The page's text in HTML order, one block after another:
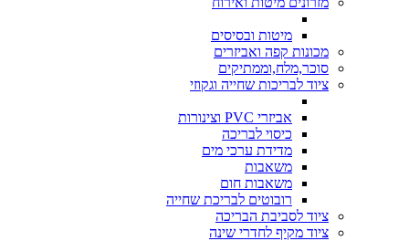
מיטות ובסיסים
מכונות קפה ואביזרים
סוכר,מלח,וממתיקים
ציוד לבריכות שחייה וגקוזי
אביזרי PVC וצינורות
כיסוי לבריכה
מדידת ערכי מים
משאבות
משאבות חום
רובוטים לבריכת שחייה
ציוד לסביבת הבריכה
ציוד מקיף לחדרי שינה